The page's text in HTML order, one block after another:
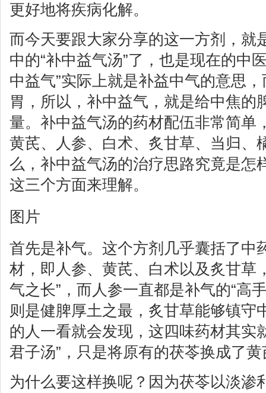
更好地将疾病化解。
而今天要跟大家分享的这一方剂，就
中的“补中益气汤”了，也是现在的中
中益气”实际上就是补益中气的意思
胃，所以，补中益气，就是给中焦的
量。补中益气汤的药材配伍非常简单
黄芪、人参、白术、炙甘草、当归、
么，补中益气汤的治疗思路究竟是怎
这三个方面来理解。
图片
首先是补气。这个方剂几乎囊括了中
材，即人参、黄芪、白术以及炙甘草
气之长”，而人参一直都是补气的“高
则是健脾厚土之最，炙甘草能够镇守
的人一看就会发现，这四味药材其实
君子汤”，只是将原有的茯苓换成了黄
为什么要这样换呢？因为茯苓以淡渗